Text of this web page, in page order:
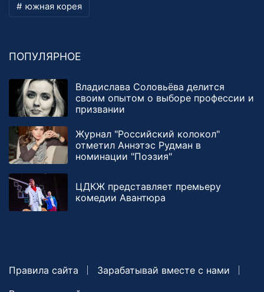
южная корея
ПОПУЛЯРНОЕ
Владислава Соловьёва делится
своим опытом о выборе профессии и
призвании
Журнал "Российский колокол"
отметил Аннэтэс Рудман в
номинации "Поэзия"
ЦДКЖ представляет премьеру
комедии Авантюра
Правила сайта
Зарабатывай вместе с нами